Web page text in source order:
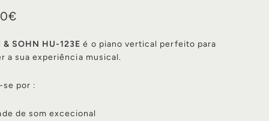
4.110,00€
& SOHN HU-123E é o piano vertical perfeito para
a sua experiência musical.
por :
de som excecional